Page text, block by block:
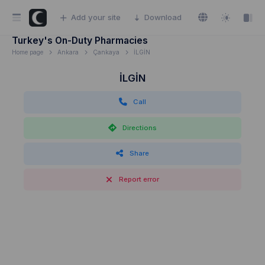
Add your site Download
Turkey's On-Duty Pharmacies
Home page Ankara Çankaya İLGİN
İLGİN
Call
Directions
Share
Report error